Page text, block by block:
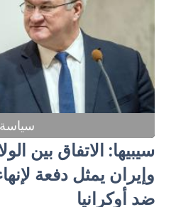
سياسة
سيبيها: الاتفاق بين
وإيران يمثل دفعة
ضد أوكرانيا